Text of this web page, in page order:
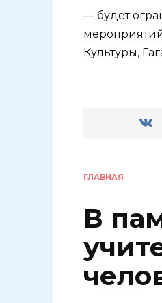
— будет
Культуры,
ГЛАВНАЯ
В